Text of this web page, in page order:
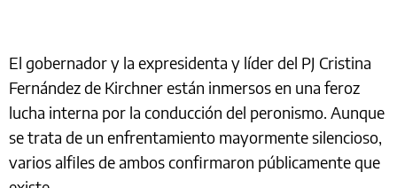
El gobernador y la expresidenta y líder del PJ Cristina
Fernández de Kirchner están inmersos en una feroz
lucha interna por la conducción del peronismo. Aunque
se trata de un enfrentamiento mayormente silencioso,
varios alfiles de ambos confirmaron públicamente que